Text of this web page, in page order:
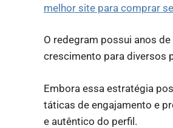
melhor site para comprar
O redegram possui anos
crescimento para diversos
Embora essa estratégia
táticas de engajamento e
e autêntico do perfil.